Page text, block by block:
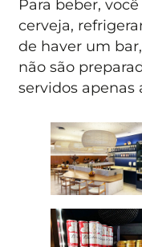
Para beber,
cerveja,
de haver um
não são
servidos apenas